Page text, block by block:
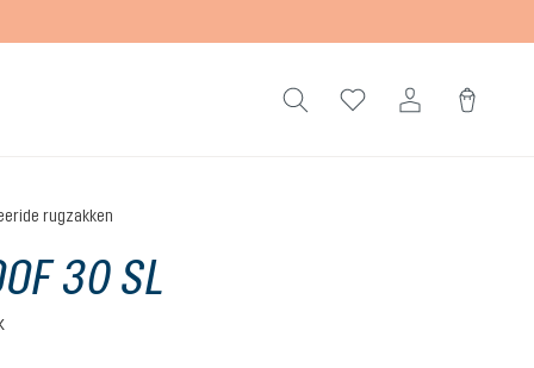
rugzakken
30 SL